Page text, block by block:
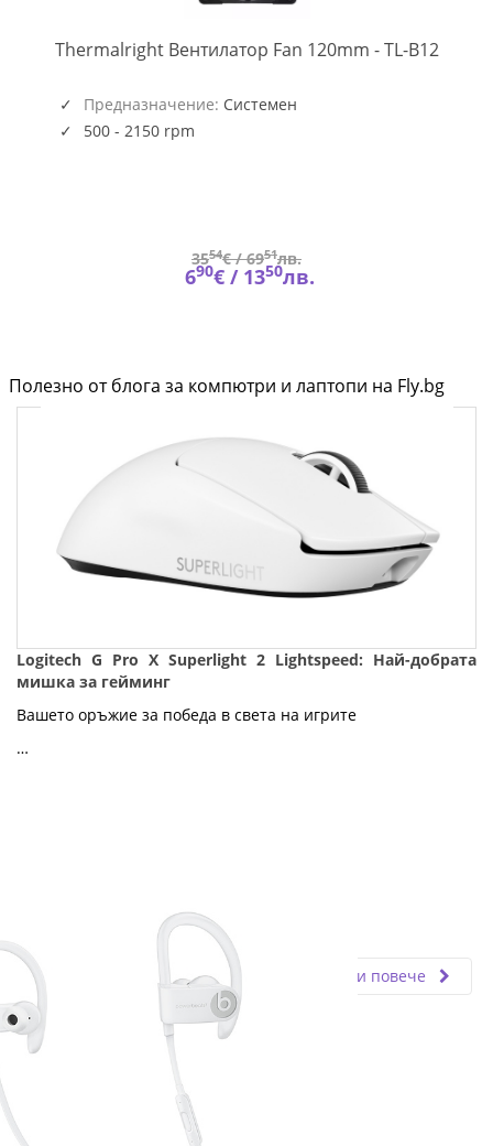
Thermalright Вентилатор Fan 120mm - TL-B12TL-
Предназначение: Системен
500 - 2150 rpm
3554€ /6951лв.
690€ / 1350лв.
Полезно от блога за компютри и лаптопи на Fly.bg
Logitech G Pro X Superlight 2 Lightspeed: Най-добрата
мишка за гейминг
Вашето оръжие за победа в света на игрите
…
Fly.bg
Прочети повече